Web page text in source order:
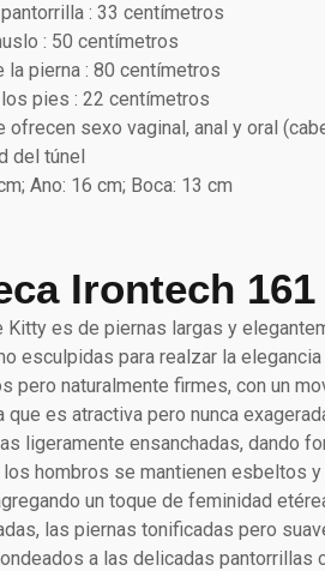
: 33 centímetros
: 50 centímetros
la pierna : 80 centímetros
pies : 22 centímetros
ofrecen sexo vaginal, anal y oral
del túnel
Ano: 16 cm; Boca: 13 cm
Irontech 161
Kitty es de piernas largas y
esculpidas para realzar la
pero naturalmente firmes, con un
que es atractiva pero nunca
ligeramente ensanchadas, dando
hombros se mantienen esbeltos
un toque de feminidad
las piernas tonificadas pero
a las delicadas pantorrillas